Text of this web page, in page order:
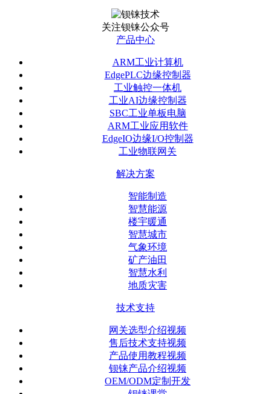
关注钡铼公众号
产品中心
ARM工业计算机
EdgePLC边缘控制器
工业触控一体机
工业AI边缘控制器
SBC工业单板电脑
ARM工业应用软件
EdgeIO边缘I/O控制器
工业物联网关
解决方案
智能制造
智慧能源
楼宇暖通
智慧城市
气象环境
矿产油田
智慧水利
地质灾害
技术支持
网关选型介绍视频
售后技术支持视频
产品使用教程视频
钡铼产品介绍视频
OEM/ODM定制开发